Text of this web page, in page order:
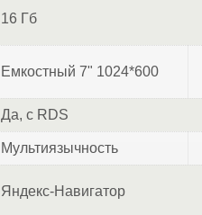
16 Гб
Емкостный 7" 1024*600
Да, с RDS
Мультиязычность
Яндекс-Навигатор